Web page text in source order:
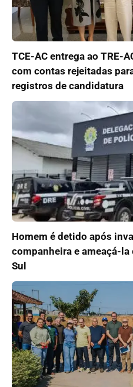
TCE-AC entrega ao TRE-
com contas rejeitadas
registros de candidatura
Homem é detido após
companheira e ameaçá-
Sul